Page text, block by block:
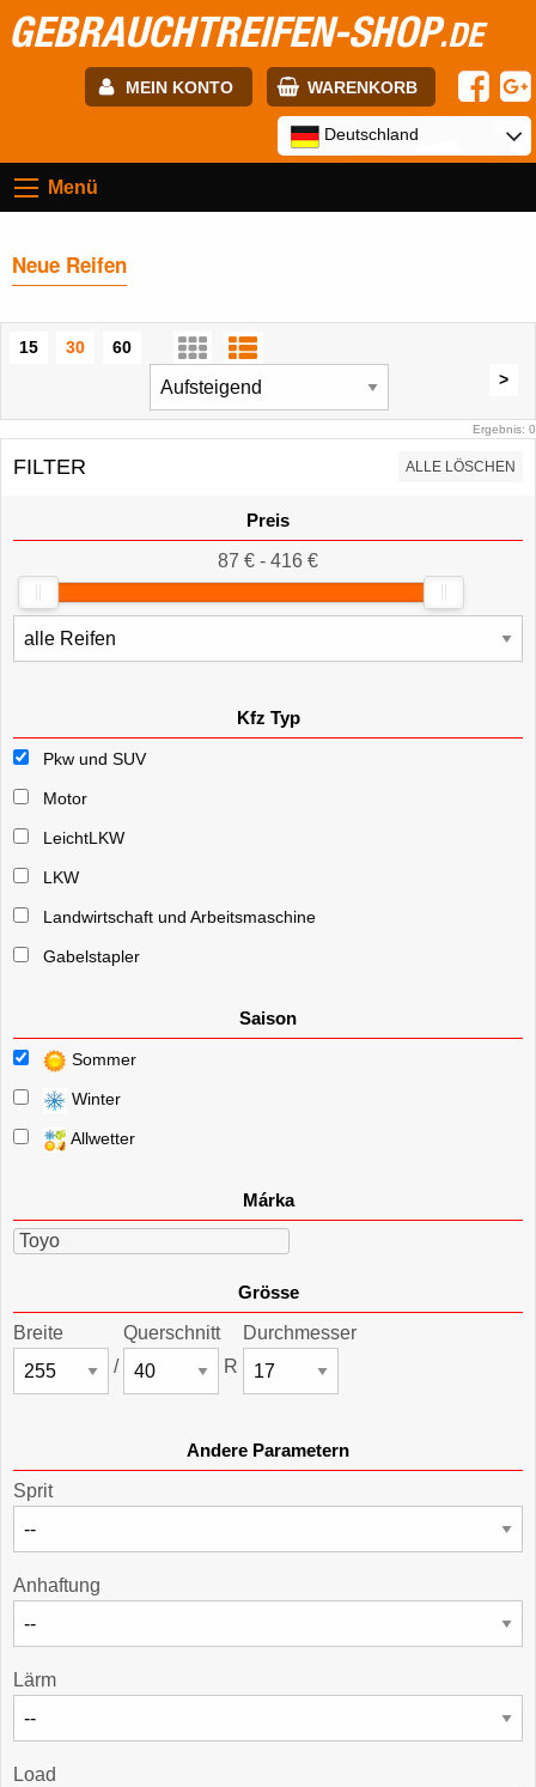
GEBRAUCHTREIFEN-SHOP.DE
MEIN KONTO WARENKORB
Passwort:
Deutschland
Menü
Neue Reifen
15 30
60
>
Ergebnis: 0
FILTER ALLE LÖSCHEN
Preis
87 € - 416 €
Kfz Typ
Pkw und SUV
Motor
LeichtLKW
LKW
Landwirtschaft und Arbeitsmaschine
Gabelstapler
Saison
Sommer
Winter
Allwetter
Márka
Toyo
Grösse
Breite
/
Querschnitt
R
Durchmesser
Andere Parametern
Sprit
Anhaftung
Lärm
Load